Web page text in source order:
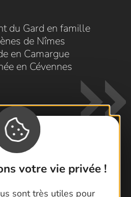
votre vie privée !
sont très utiles pour
du Gard en famille
de Nîmes
en Camargue
en Cévennes
nous !
aux questions